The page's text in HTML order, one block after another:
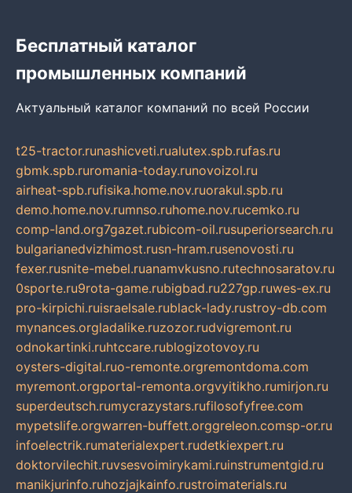
Бесплатный каталог
промышленных компаний
Актуальный каталог компаний по всей России
t25-tractor.runashicveti.rualutex.spb.rufas.ru
gbmk.spb.ruromania-today.runovoizol.ru
airheat-spb.rufisika.home.nov.ruorakul.spb.ru
demo.home.nov.rumnso.ruhome.nov.rucemko.ru
comp-land.org7gazet.rubicom-oil.rusuperiorsearch.ru
bulgarianedvizhimost.rusn-hram.rusenovosti.ru
fexer.rusnite-mebel.ruanamvkusno.rutechnosaratov.ru
0sporte.ru9rota-game.rubigbad.ru227gp.ruwes-ex.ru
pro-kirpichi.ruisraelsale.rublack-lady.rustroy-db.com
mynances.orgladalike.ruzozor.rudvigremont.ru
odnokartinki.ruhtccare.rublogizotovoy.ru
oysters-digital.ruo-remonte.orgremontdoma.com
myremont.orgportal-remonta.orgvyitikho.rumirjon.ru
superdeutsch.rumycrazystars.rufilosofyfree.com
mypetslife.orgwarren-buffett.orggreleon.comsp-or.ru
infoelectrik.rumaterialexpert.rudetkiexpert.ru
doktorvilechit.ruvsesvoimirykami.ruinstrumentgid.ru
manikjurinfo.ruhozjajkainfo.rustroimaterials.ru